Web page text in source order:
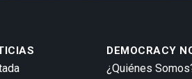
DEMOCRACY
¿Quiénes